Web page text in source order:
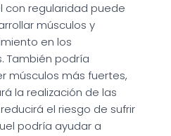
con regularidad puede
músculos y
en los
También podría
músculos más fuertes,
la realización de las
el riesgo de sufrir
podría ayudar a